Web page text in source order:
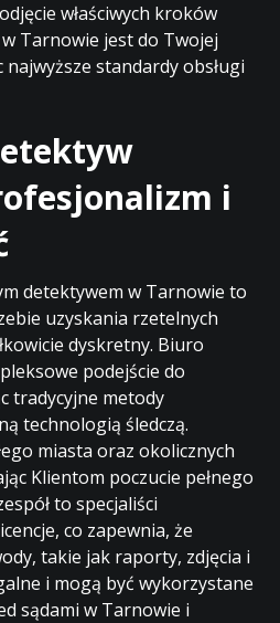
właściwych kroków
Tarnowie jest do Twojej
standardy obsługi
i
detektywem w Tarnowie to
uzyskania rzetelnych
dyskretny. Biuro
podejście do
tradycyjne metody
technologią śledczą.
miasta oraz okolicznych
Klientom poczucie pełnego
to specjaliści
co zapewnia, że
takie jak raporty, zdjęcia i
i mogą być wykorzystane
sądami w Tarnowie i